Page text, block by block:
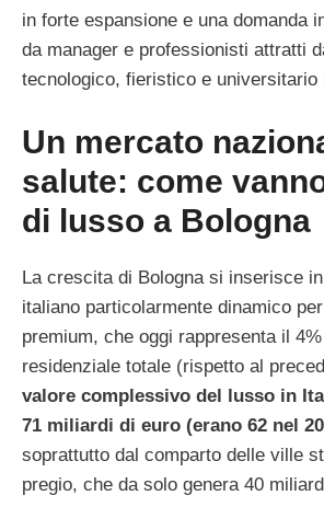
in forte espansione e una domanda
da manager e professionisti attratti
tecnologico, fieristico e universitario
Un mercato
salute: come
di lusso a Bologna
La crescita di Bologna si inserisce
italiano particolarmente dinamico
premium, che oggi rappresenta il
residenziale totale (rispetto al
valore complessivo del lusso in
71 miliardi di euro (erano 62 nel
soprattutto dal comparto delle ville
pregio, che da solo genera 40